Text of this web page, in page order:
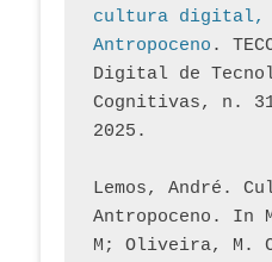
cultura digital,
Antropoceno .
Digital de
Cognitivas, n.
2025.
Lemos, André.
Antropoceno. In
M; Oliveira, M.